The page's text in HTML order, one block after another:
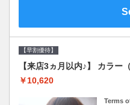
【早割優待】
【来店3ヵ月以内♪】 カラー
￥10,620
Terms